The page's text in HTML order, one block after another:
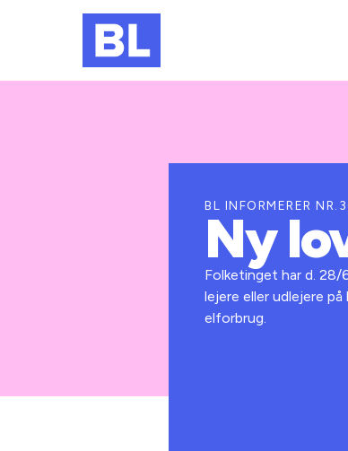
BL INFORMERER
Ny
Folketinget har d.
lejere eller udlejere
elforbrug.